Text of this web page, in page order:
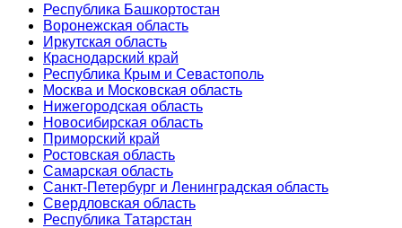
Республика Башкортостан
Воронежская область
Иркутская область
Краснодарский край
Республика Крым и Севастополь
Москва и Московская область
Нижегородская область
Новосибирская область
Приморский край
Ростовская область
Самарская область
Санкт-Петербург и Ленинградская область
Свердловская область
Республика Татарстан